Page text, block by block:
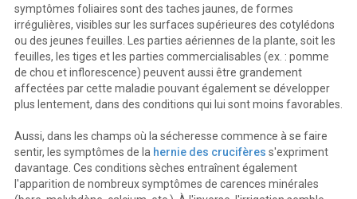
symptômes foliaires sont des taches jaunes, de formes
irrégulières, visibles sur les surfaces supérieures des cotylédons
ou des jeunes feuilles. Les parties aériennes de la plante, soit les
feuilles, les tiges et les parties commercialisables (ex. : pomme
de chou et inflorescence) peuvent aussi être grandement
affectées par cette maladie pouvant également se développer
plus lentement, dans des conditions qui lui sont moins favorables.
Aussi, dans les champs où la sécheresse commence à se faire
sentir, les symptômes de la hernie des crucifères s'expriment
davantage. Ces conditions sèches entraînent également
l'apparition de nombreux symptômes de carences minérales